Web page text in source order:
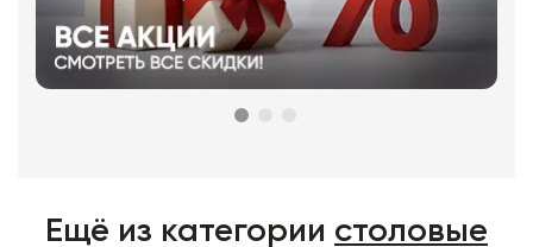
Ещё из категории столовые